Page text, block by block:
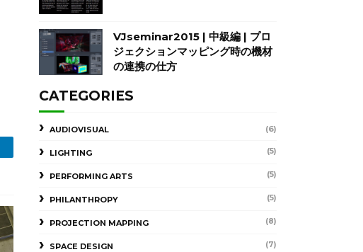
VJseminar2015 | 中級編 | プロ
ジェクションマッピング時の機材
の連携の仕方
CATEGORIES
AUDIOVISUAL (6)
LIGHTING (5)
PERFORMING ARTS (5)
PHILANTHROPY (5)
PROJECTION MAPPING (8)
SPACE DESIGN (7)